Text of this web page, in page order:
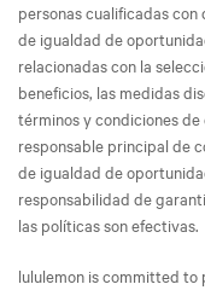
personas cualificadas
de igualdad de
relacionadas con la
beneficios, las medidas
términos y condiciones
responsable principal de
de igualdad de
responsabilidad de
las políticas son efectivas.
lululemon is committed